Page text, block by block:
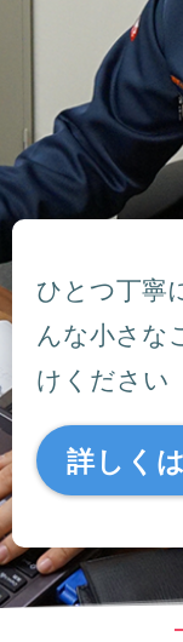
ひとつ丁寧
んな小さな
けください
詳しく